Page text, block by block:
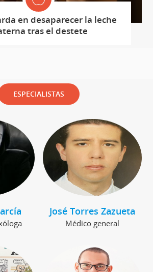
en desaparecer la leche
tras el destete
ESPECIALISTAS
José Torres Zazueta
Médico general